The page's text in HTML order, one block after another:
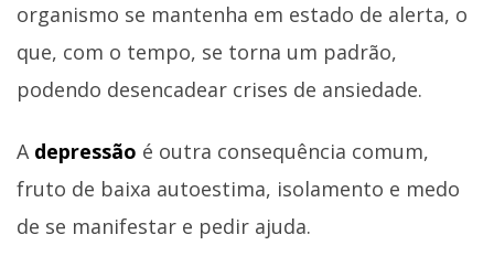
organismo se mantenha em estado de alerta, o
que, com o tempo, se torna um padrão,
podendo desencadear crises de ansiedade.
A depressão é outra consequência comum,
fruto de baixa autoestima, isolamento e medo
de se manifestar e pedir ajuda.